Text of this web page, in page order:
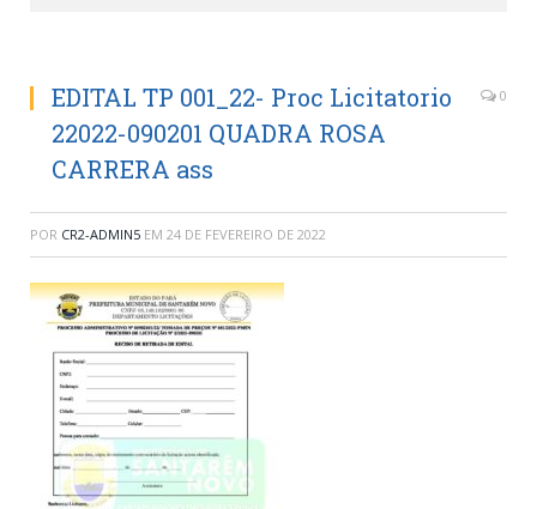
EDITAL TP 001_22- Proc Licitatorio
22022-090201 QUADRA ROSA
CARRERA ass
0
POR CR2-ADMIN5 EM 24 DE FEVEREIRO DE 2022